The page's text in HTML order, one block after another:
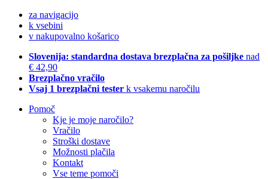
za navigacijo
k vsebini
v nakupovalno košarico
Slovenija: standardna dostava brezplačna za pošiljke nad
€ 42,90
Brezplačno vračilo
Vsaj 1 brezplačni tester k vsakemu naročilu
Pomoč
Kje je moje naročilo?
Vračilo
Stroški dostave
Možnosti plačila
Kontakt
Vse teme pomoči